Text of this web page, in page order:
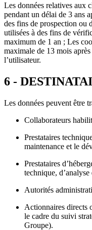
Les données relatives aux
pendant un délai de 3 ans
des fins de prospection ou
utilisées à des fins de
maximum de 1 an ; Les
maximale de 13 mois
l’utilisateur.
6 -
Les données peuvent être
Collaborateurs
Prestataires
maintenance et le
Prestataires
technique,
Autorités
Actionnaires directs
le cadre du suivi
Groupe).